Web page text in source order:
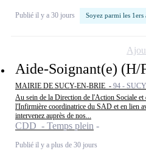
Publié il y a 30 jours Soyez parmi les 1ers
Aide-Soignant(e) (H/
MAIRIE DE SUCY-EN-BRIE - 94 -
Au sein de la Direction de l'Action Sociale et
l'Infirmière coordinatrice du SAD et en lien
intervenez auprès de nos...
CDD - Temps plein
Publié il y a plus de 30 jours